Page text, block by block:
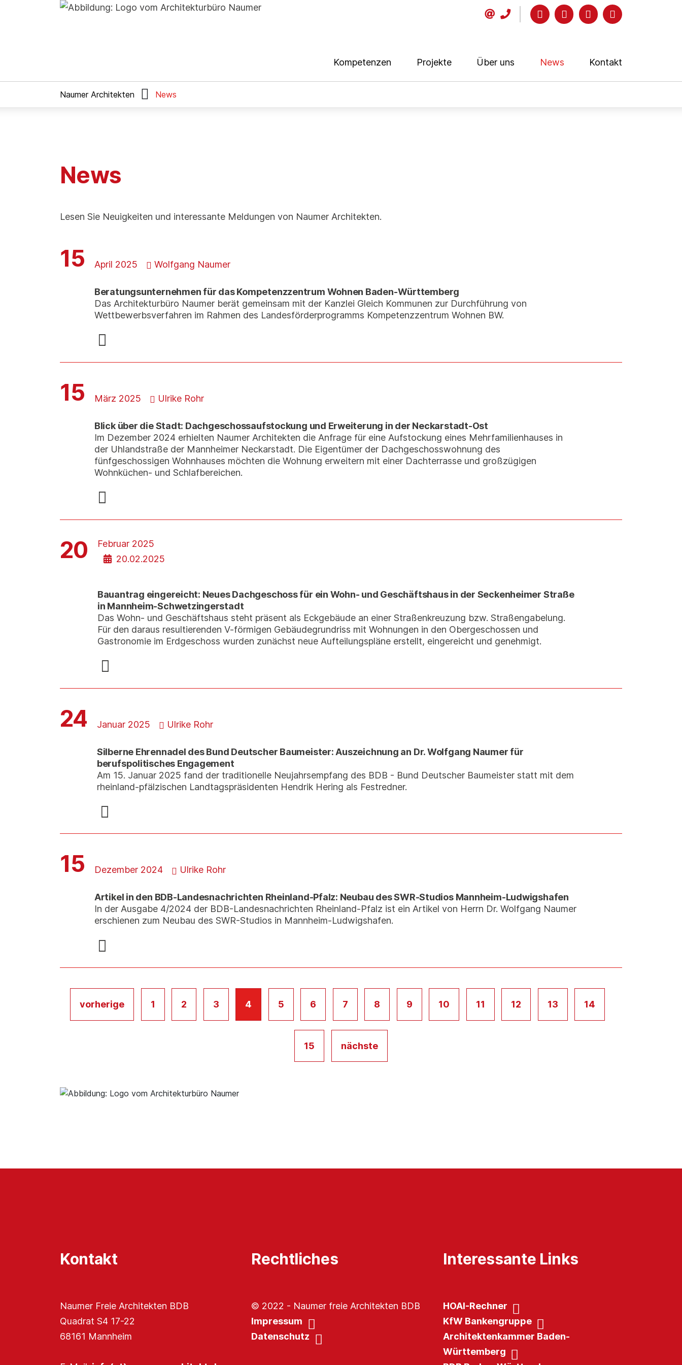
Kompetenzen Projekte Über uns News Kontakt
Naumer Architekten  News
News
Lesen Sie Neuigkeiten und interessante Meldungen von Naumer Architekten.
Beratungsunternehmen für das Kompetenzzentrum Wohnen Baden-Württemberg
Das Architekturbüro Naumer berät gemeinsam mit der Kanzlei Gleich Kommunen zur Durchführung von
Wettbewerbsverfahren im Rahmen des Landesförderprogramms Kompetenzzentrum Wohnen BW.
15 April 2025 Wolfgang Naumer
Blick über die Stadt: Dachgeschossaufstockung und Erweiterung in der Neckarstadt-Ost
Im Dezember 2024 erhielten Naumer Architekten die Anfrage für eine Aufstockung eines Mehrfamilienhauses in
der Uhlandstraße der Mannheimer Neckarstadt. Die Eigentümer der Dachgeschosswohnung des
fünfgeschossigen Wohnhauses möchten die Wohnung erweitern mit einer Dachterrasse und großzügigen
Wohnküchen- und Schlafbereichen.
15 März 2025 Ulrike Rohr
Bauantrag eingereicht: Neues Dachgeschoss für ein Wohn- und Geschäftshaus in der Seckenheimer Straße
in Mannheim-Schwetzingerstadt
Das Wohn- und Geschäftshaus steht präsent als Eckgebäude an einer Straßenkreuzung bzw. Straßengabelung.
Für den daraus resultierenden V-förmigen Gebäudegrundriss mit Wohnungen in den Obergeschossen und
Gastronomie im Erdgeschoss wurden zunächst neue Aufteilungspläne erstellt, eingereicht und genehmigt.
20
Februar 2025
20.02.2025
Silberne Ehrennadel des Bund Deutscher Baumeister: Auszeichnung an Dr. Wolfgang Naumer für
berufspolitisches Engagement
Am 15. Januar 2025 fand der traditionelle Neujahrsempfang des BDB - Bund Deutscher Baumeister statt mit dem
rheinland-pfälzischen Landtagspräsidenten Hendrik Hering als Festredner.
24 Januar 2025 Ulrike Rohr
Artikel in den BDB-Landesnachrichten Rheinland-Pfalz: Neubau des SWR-Studios Mannheim-Ludwigshafen
In der Ausgabe 4/2024 der BDB-Landesnachrichten Rheinland-Pfalz ist ein Artikel von Herrn Dr. Wolfgang Naumer
erschienen zum Neubau des SWR-Studios in Mannheim-Ludwigshafen.
15 Dezember 2024 Ulrike Rohr
vorherige 1 2 3 4 5 6 7 8 9 10 11 12 13 14
15 nächste
Kontakt
Naumer Freie Architekten BDB
Quadrat S4 17-22
68161 Mannheim
Rechtliches
© 2022 - Naumer freie Architekten BDB
Impressum
Datenschutz
Interessante Links
HOAI-Rechner
KfW Bankengruppe
Architektenkammer Baden-
Württemberg